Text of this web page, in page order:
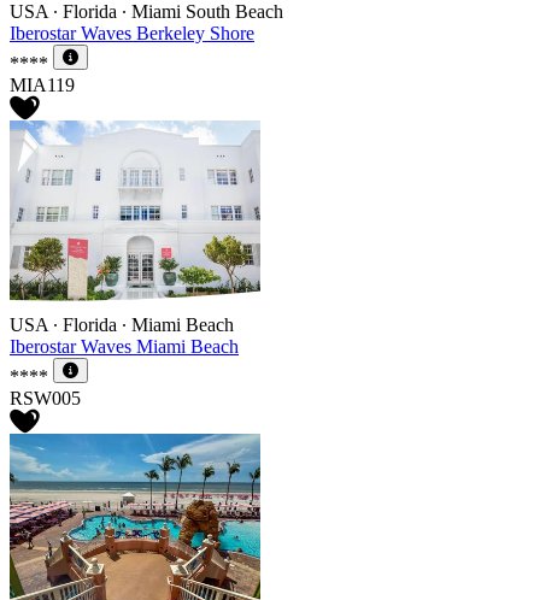
USA ∙ Florida ∙ Miami South Beach
Iberostar Waves Berkeley Shore
****
MIA119
USA ∙ Florida ∙ Miami Beach
Iberostar Waves Miami Beach
****
RSW005